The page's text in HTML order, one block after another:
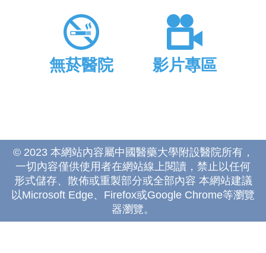
無菸醫院 影片專區
© 2023 本網站內容屬中國醫藥大學附設醫院所有，
一切內容僅供使用者在網站線上閱讀，禁止以任何
形式儲存、散佈或重製部分或全部內容 本網站建議
以Microsoft Edge、Firefox或Google Chrome等瀏覽
器瀏覽。